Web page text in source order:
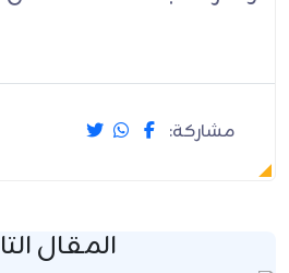
مشاركة:
المقال